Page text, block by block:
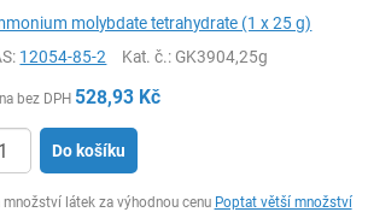
molybdate tetrahydrate (1 x 25 g)
12054-85-2 Kat. č.: GK3904,25g
bez DPH 528,93 Kč
Do košíku
množství látek za výhodnou cenu Poptat větší množství